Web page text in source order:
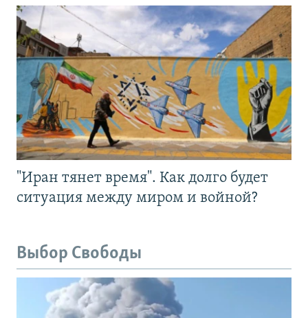
"Иран тянет время". Как долго будет
ситуация между миром и войной?
Выбор Свободы